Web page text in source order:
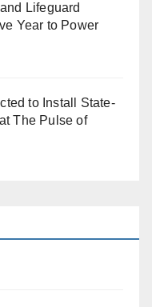
Lifeguard
Year to Power
to Install State-
The Pulse of